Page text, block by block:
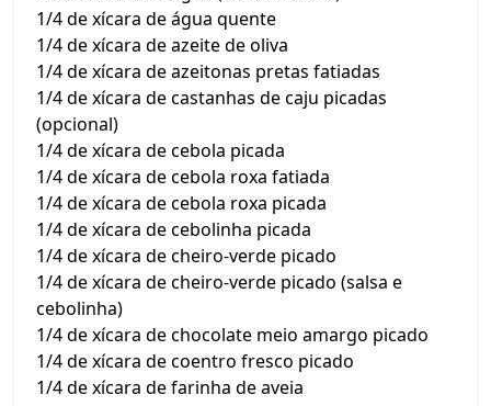
1/4 de xícara de água quente
1/4 de xícara de azeite de oliva
1/4 de xícara de azeitonas pretas fatiadas
1/4 de xícara de castanhas de caju picadas
(opcional)
1/4 de xícara de cebola picada
1/4 de xícara de cebola roxa fatiada
1/4 de xícara de cebola roxa picada
1/4 de xícara de cebolinha picada
1/4 de xícara de cheiro-verde picado
1/4 de xícara de cheiro-verde picado (salsa e
cebolinha)
1/4 de xícara de chocolate meio amargo picado
1/4 de xícara de coentro fresco picado
1/4 de xícara de farinha de aveia